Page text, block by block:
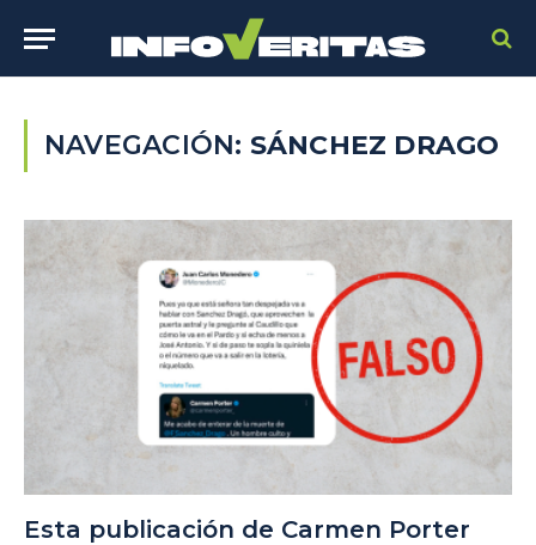
NAVEGACIÓN: SÁNCHEZ DRAGO
Esta publicación de Carmen Porter